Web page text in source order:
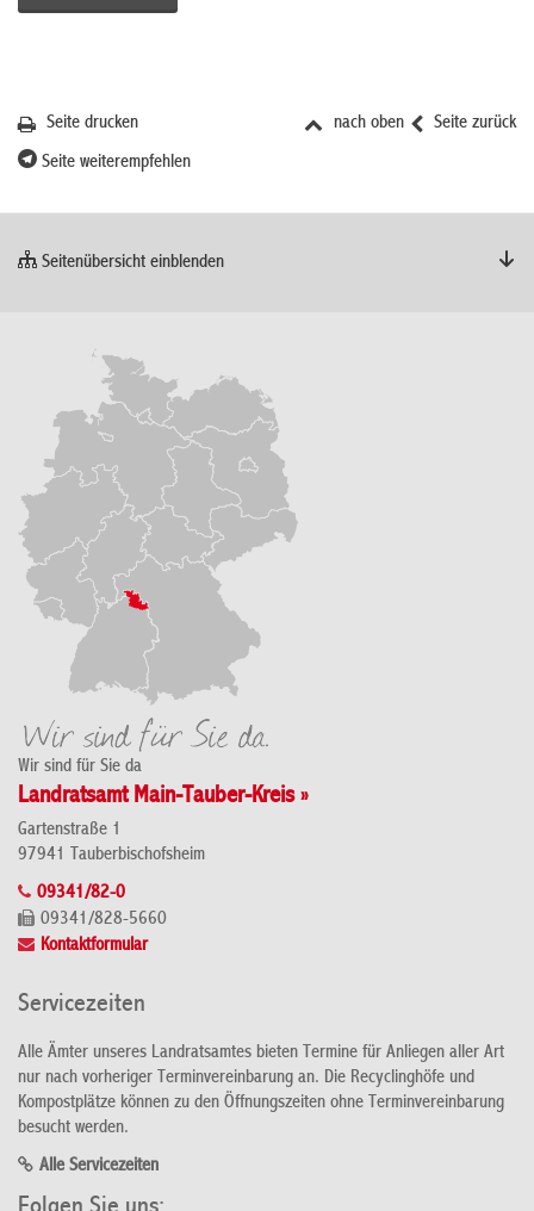
Seite zurück
nach oben
Seite drucken
Seite weiterempfehlen
Seitenübersicht einblenden
Wir sind für Sie da
Landratsamt Main-Tauber-Kreis »
Gartenstraße 1
97941 Tauberbischofsheim
09341/82-0
09341/828-5660
Kontaktformular
Servicezeiten
Alle Ämter unseres Landratsamtes bieten Termine für Anliegen aller Art
nur nach vorheriger Terminvereinbarung an. Die Recyclinghöfe und
Kompostplätze können zu den Öffnungszeiten ohne Terminvereinbarung
besucht werden.
Alle Servicezeiten